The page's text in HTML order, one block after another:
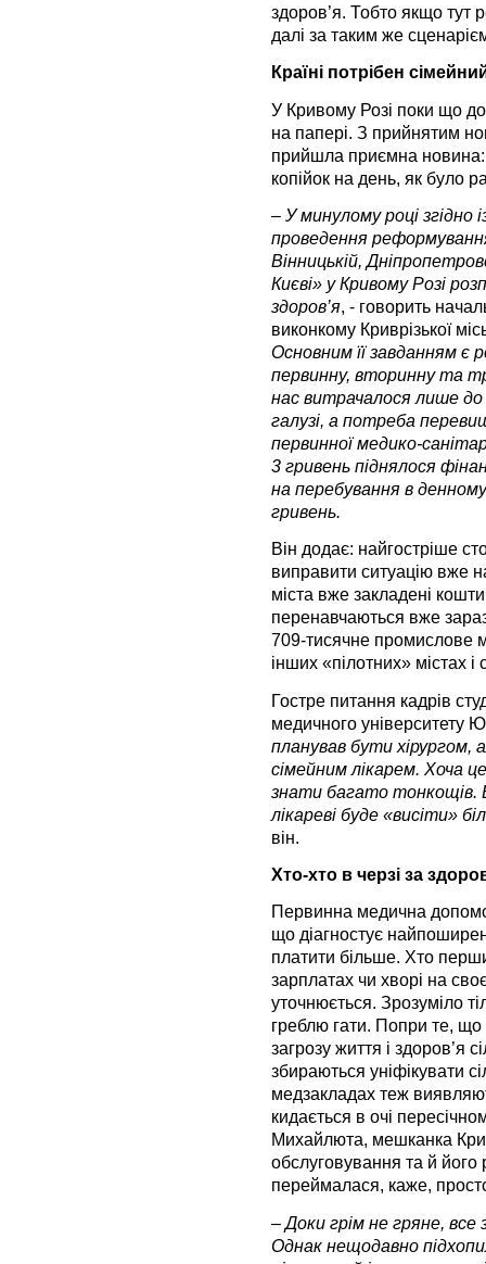
здоров’я. Тобто якщо тут
далі за таким же
Країні потрібен
У Кривому Розі поки що
на папері. З прийнятим
прийшла приємна новина:
копійок на день, як було
– У минулому році згідно
проведення
Вінницькій,
Києві» у Кривому Розі
здоров’я, - говорить
виконкому Криврізької
Основним її завданням є
первинну, вторинну та
нас витрачалося лише до
галузі, а потреба
первинної медико-
3 гривень піднялося
на перебування в
гривень.
Він додає: найгостріше
виправити ситуацію вже
міста вже закладені
перенавчаються вже
709-тисячне промислове
інших «пілотних» містах і
Гостре питання кадрів
медичного університету
планував бути
сімейним лікарем. Хоча
знати багато тонкощів.
лікареві буде «висіти»
він.
Хто-хто в черзі за
Первинна медична
що діагностує
платити більше. Хто
зарплатах чи хворі на
уточнюється. Зрозуміло
греблю гати. Попри те,
загрозу життя і здоров’я
збираються уніфікувати
медзакладах теж
кидається в очі
Михайлюта, мешканка
обслуговування та й
переймалася, каже,
– Доки грім не гряне,
Однак нещодавно